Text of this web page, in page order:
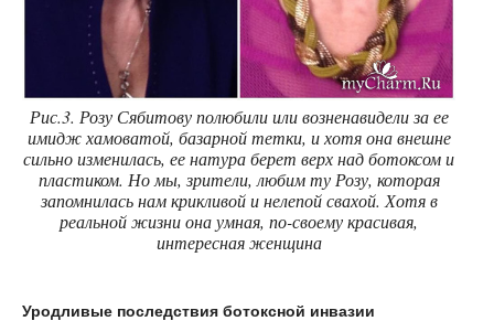
Рис.3. Розу Сябитову полюбили или возненавидели за ее
имидж хамоватой, базарной тетки, и хотя она внешне
сильно изменилась, ее натура берет верх над ботоксом и
пластиком. Но мы, зрители, любим ту Розу, которая
запомнилась нам крикливой и нелепой свахой. Хотя в
реальной жизни она умная, по-своему красивая,
интересная женщина
Уродливые последствия ботоксной инвазии